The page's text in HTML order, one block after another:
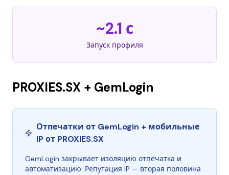
~2.1 с
Запуск профиля
PROXIES.SX + GemLogin
Отпечатки от GemLogin + мобильные
IP от PROXIES.SX
GemLogin закрывает изоляцию отпечатка и
автоматизацию. Репутация IP — вторая половина